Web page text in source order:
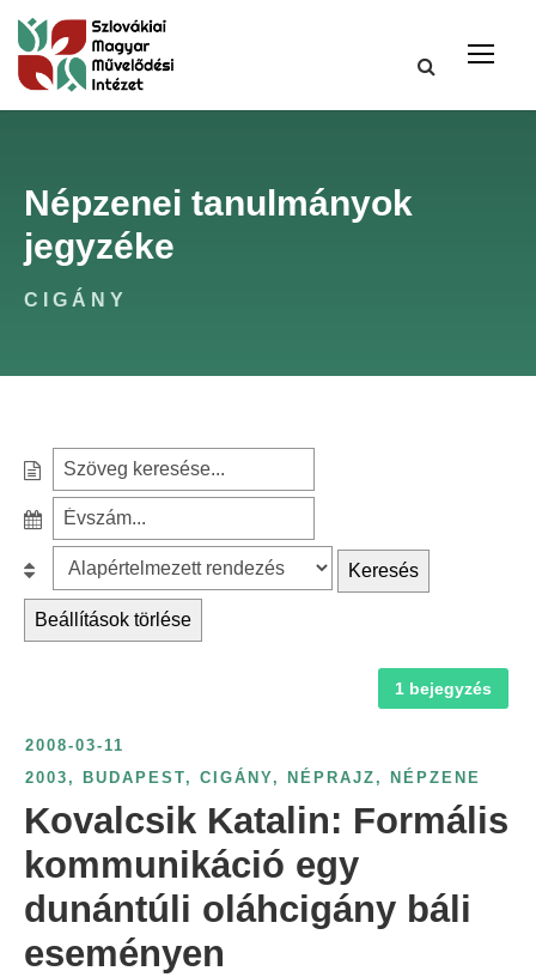
Népzenei tanulmányok
jegyzéke
CIGÁNY
e
c
h
:
z
é
v
s
á
m
s
e
e
s
l
á
s
:
Keresés
Beállítások törlése
1 bejegyzés
2008-03-11
2003 , BUDAPEST, CIGÁNY, NÉPRAJZ , NÉPZENE
Kovalcsik Katalin: Formális
kommunikáció egy
dunántúli oláhcigány báli
eseményen